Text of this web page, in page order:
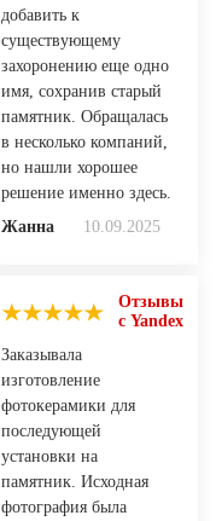
добавить к
существующему
захоронению еще одно
имя, сохранив старый
памятник. Обращалась
в несколько компаний,
но нашли хорошее
решение именно здесь.
Жанна
10.09.2025
Отзывы
с Yandex
Заказывала
изготовление
фотокерамики для
последующей
установки на
памятник. Исходная
фотография была